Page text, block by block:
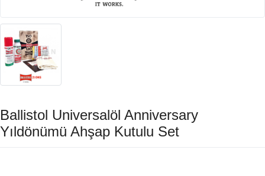
Ballistol Universalöl Anniversary
Yıldönümü Ahşap Kutulu Set